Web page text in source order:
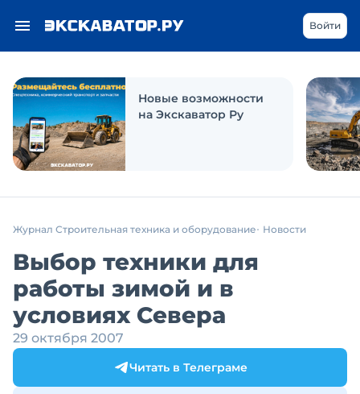
Войти
Новые возможности
на Экскаватор Ру
Журнал Строительная техника и оборудование Новости
Выбор техники для
работы зимой и в
условиях Севера
29 октября 2007
Читать в Телеграме